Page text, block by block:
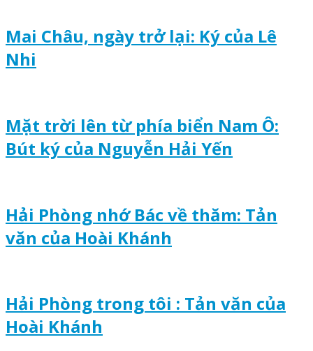
Mai Châu, ngày trở lại: Ký của Lê
Nhi
Mặt trời lên từ phía biển Nam Ô:
Bút ký của Nguyễn Hải Yến
Hải Phòng nhớ Bác về thăm: Tản
văn của Hoài Khánh
Hải Phòng trong tôi : Tản văn của
Hoài Khánh